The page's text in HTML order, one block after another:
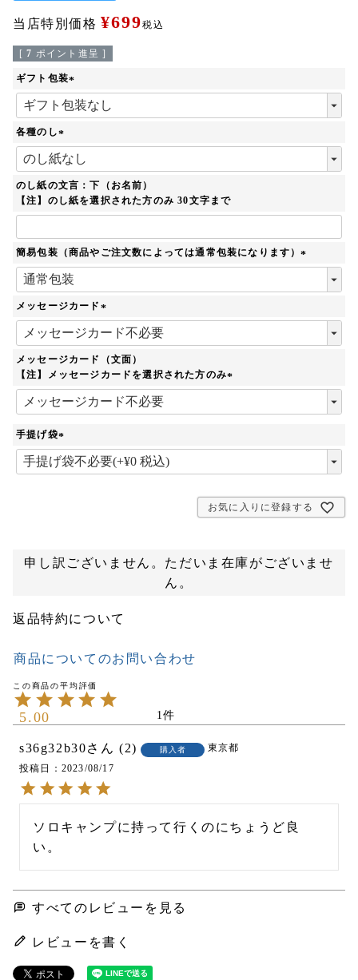
当店特別価格 ¥699税込
[ 7 ポイント進呈 ]
ギフト包装
必
各種のし
(
必
須
)
のし紙の文言：下（お名前）
【注】のし紙を選択された方のみ 30文字まで
簡易包装（商品やご注文数によっては通常包装になります）
メッセージカード
須
)
メッセージカード（文面）
【注】メッセージカードを選択された方のみ
手提げ袋
(
必
お気に入りに登録する
申し訳ございません。ただいま在庫がございませ
ん。
返品特約について
商品についてのお問い合わせ
5.00 1
s36g32b30 2 購入者
東京都
投稿日
2023/08/17
ソロキャンプに持って行くのにちょうど良
い。
すべてのレビューを見る
レビューを書く